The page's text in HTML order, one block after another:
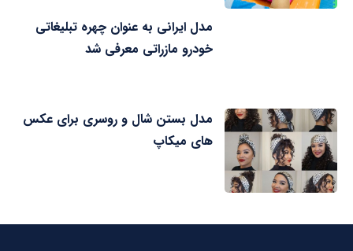
مدل ایرانی به عنوان چهره تبلیغاتی
خودرو مازراتی معرفی شد
مدل بستن شال و روسری برای عکس
های میکاپ